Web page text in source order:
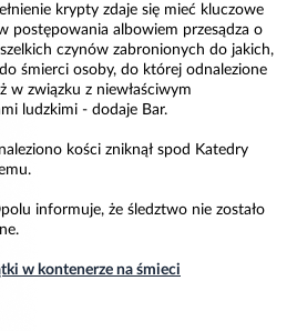
krypty zdaje się mieć kluczowe
postępowania albowiem przesądza o
czynów zabronionych do jakich,
śmierci osoby, do której odnalezione
w związku z niewłaściwym
ludzkimi - dodaje Bar.
kości zniknął spod Katedry
informuje, że śledztwo nie zostało
w kontenerze na śmieci